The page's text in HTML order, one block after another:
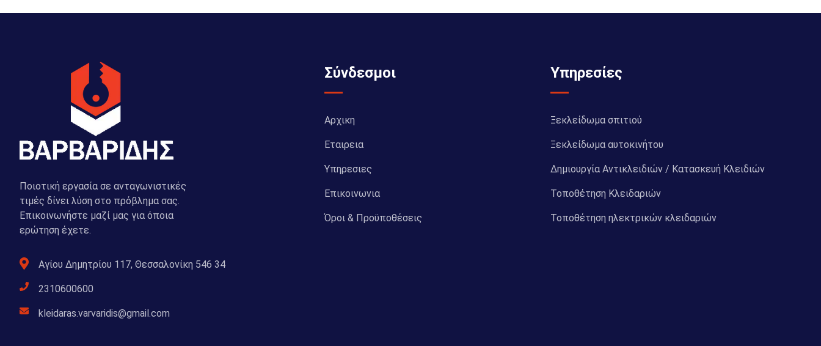
Ποιοτική εργασία σε ανταγωνιστικές
τιμές δίνει λύση στο πρόβλημα σας.
Επικοινωνήστε μαζί μας για όποια
ερώτηση έχετε.
Αγίου Δημητρίου 117, Θεσσαλονίκη 546 34
2310600600
kleidaras.varvaridis@gmail.com
Σύνδεσμοι
Αρχικη
Εταιρεια
Υπηρεσιες
Επικοινωνια
Όροι & Προϋποθέσεις
Υπηρεσίες
Ξεκλείδωμα σπιτιού
Ξεκλείδωμα αυτοκινήτου
Δημιουργία Αντικλειδιών / Κατασκευή Κλειδιών
Τοποθέτηση Κλειδαριών
Τοποθέτηση ηλεκτρικών κλειδαριών